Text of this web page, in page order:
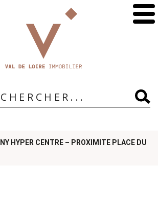
HYPER CENTRE – PROXIMITE PLACE DU